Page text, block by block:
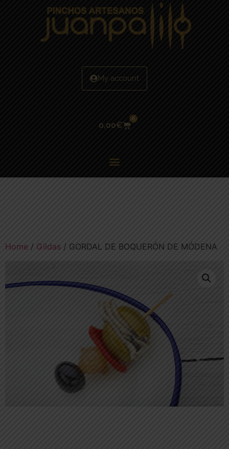
My account
0,00€
0
Home / Gildas / GORDAL DE BOQUERÓN DE MÓDENA